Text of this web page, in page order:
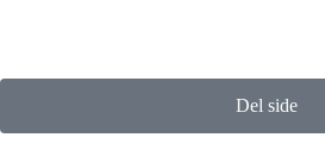
Del side